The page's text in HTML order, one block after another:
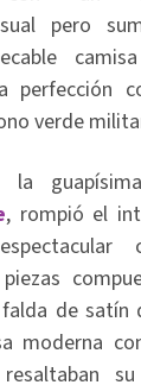
pero
perfección
verde
, rompió el
de satín
moderna